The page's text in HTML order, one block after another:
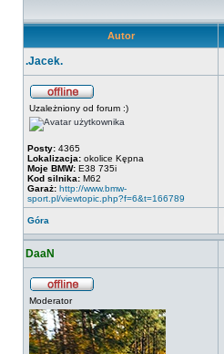
Autor
.Jacek.
Uzależniony od forum :)
Posty: 4365
Lokalizacja: okolice Kępna
Moje BMW: E38 735i
Kod silnika: M62
Garaż: http://www.bmw-
sport.pl/viewtopic.php?f=6&t=166789
Góra
DaaN
Moderator